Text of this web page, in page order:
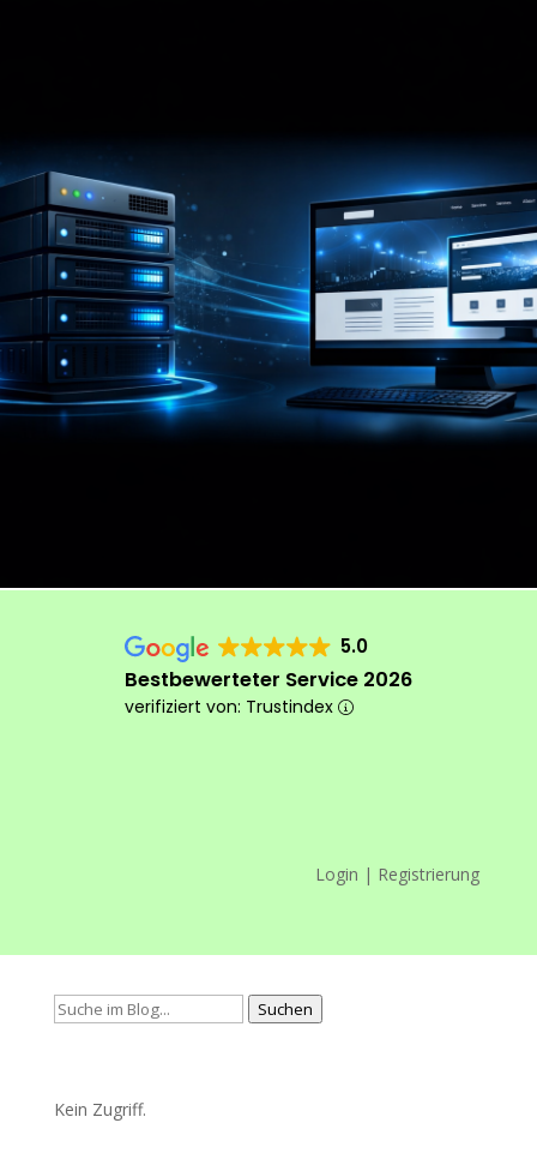
5.0
Bestbewerteter Service 2026
verifiziert von: Trustindex
Login | Registrierung
Suchen
Kein Zugriff.